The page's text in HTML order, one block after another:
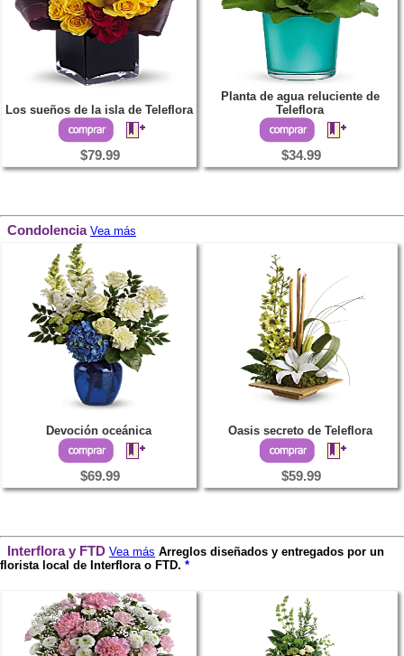
Los sueños de la isla de Teleflora
$79.99
Planta de agua reluciente de
Teleflora
$34.99
Condolencia Vea más
Devoción oceánica
$69.99
Oasis secreto de Teleflora
$59.99
Interflora y FTD Vea más Arreglos diseñados y entregados por un
florista local de Interflora o FTD. *